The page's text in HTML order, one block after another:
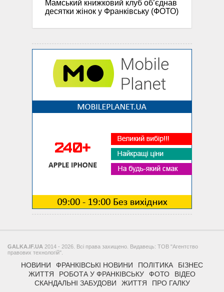
Мамський книжковий клуб об’єднав
десятки жінок у Франківську (ФОТО)
GALKA.IF.UA 2014 - 2026. Всі права захищено. Видавець: ТОВ "Агентство
правових технологій".
НОВИНИ ФРАНКІВСЬКІ НОВИНИ ПОЛІТИКА
БІЗНЕС
ЖИТТЯ
РОБОТА У ФРАНКІВСЬКУ ФОТО
ВІДЕО
СКАНДАЛЬНІ ЗАБУДОВИ
ЖИТТЯ ПРО ГАЛКУ